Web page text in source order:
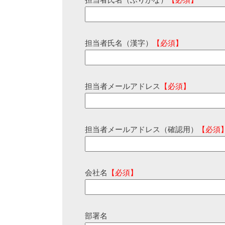
担当者氏名（漢字） 【必須】
担当者メールアドレス 【必須】
担当者メールアドレス（確認用） 【必須
会社名 【必須】
部署名